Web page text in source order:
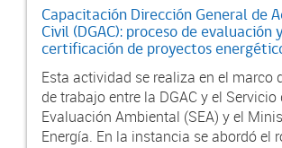
Capacitación Dirección General de
Civil (DGAC): proceso de evaluación y
certificación de proyectos
Esta actividad se realiza en el marco
de trabajo entre la DGAC y el Servicio
Evaluación Ambiental (SEA) y el
Energía. En la instancia se abordó el